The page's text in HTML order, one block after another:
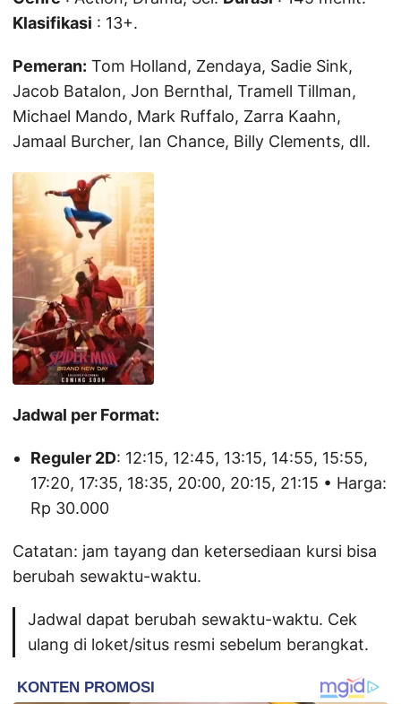
Klasifikasi : 13+.
Pemeran: Tom Holland, Zendaya, Sadie Sink,
Jacob Batalon, Jon Bernthal, Tramell Tillman,
Michael Mando, Mark Ruffalo, Zarra Kaahn,
Jamaal Burcher, Ian Chance, Billy Clements, dll.
Jadwal per Format:
Reguler 2D: 12:15, 12:45, 13:15, 14:55, 15:55,
17:20, 17:35, 18:35, 20:00, 20:15, 21:15 • Harga:
Rp 30.000
Catatan: jam tayang dan ketersediaan kursi bisa
berubah sewaktu-waktu.
Jadwal dapat berubah sewaktu-waktu. Cek
ulang di loket/situs resmi sebelum berangkat.